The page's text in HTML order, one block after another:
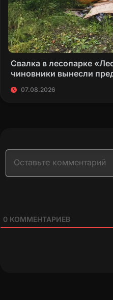
Свалка в лесопарке
чиновники вынесли
07.08.2026
0 КОММЕНТАРИЕВ